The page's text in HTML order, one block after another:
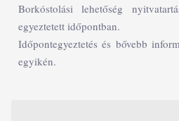
Borkóstolási lehetőség
egyeztetett időpontban.
Időpontegyeztetés és bővebb
egyikén.